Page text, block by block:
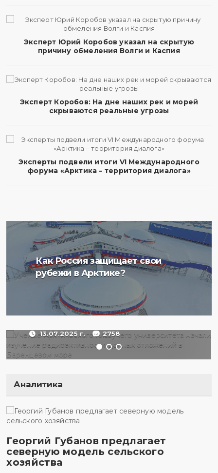
Эксперт Юрий Коробов указал на скрытую
причину обмеления Волги и Каспия
Эксперт Коробов: На дне наших рек и морей
скрываются реальные угрозы
Эксперты подвели итоги VI Международного
форума «Арктика – территория диалога»
Как Россия защищает свои
рубежи в Арктике?
Ученые Арктического
плавучего университета
радиоактивности донных
отложений в Баренцевом
13.07.2025 г. 2758
Аналитика
Георгий Губанов предлагает
северную модель сельского
хозяйства